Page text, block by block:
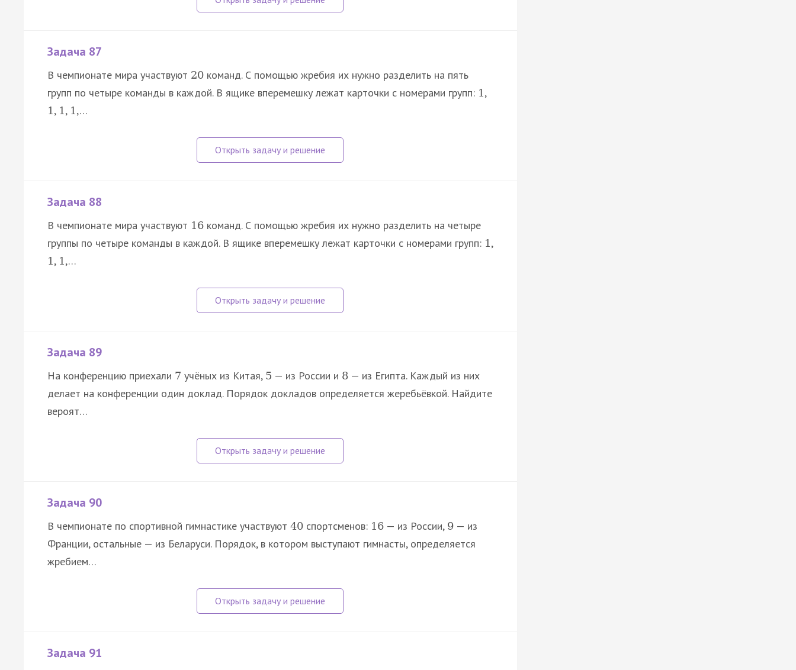
Задача 87
В чемпионате мира участвуют 20 команд. С помощью жребия их нужно разделить на пять
групп по четыре команды в каждой. В ящике вперемешку лежат карточки с номерами групп: 1,
1, 1, 1,…
Задача 88
В чемпионате мира участвуют 16 команд. С помощью жребия их нужно разделить на четыре
группы по четыре команды в каждой. В ящике вперемешку лежат карточки с номерами групп: 1,
1, 1,…
Задача 89
На конференцию приехали 7 учёных из Китая, 5 — из России и 8 — из Египта. Каждый из них
делает на конференции один доклад. Порядок докладов определяется жеребьёвкой. Найдите
вероят…
Задача 90
В чемпионате по спортивной гимнастике участвуют 40 спортсменов: 16 — из России, 9 — из
Франции, остальные — из Беларуси. Порядок, в котором выступают гимнасты, определяется
жребием…
Задача 91